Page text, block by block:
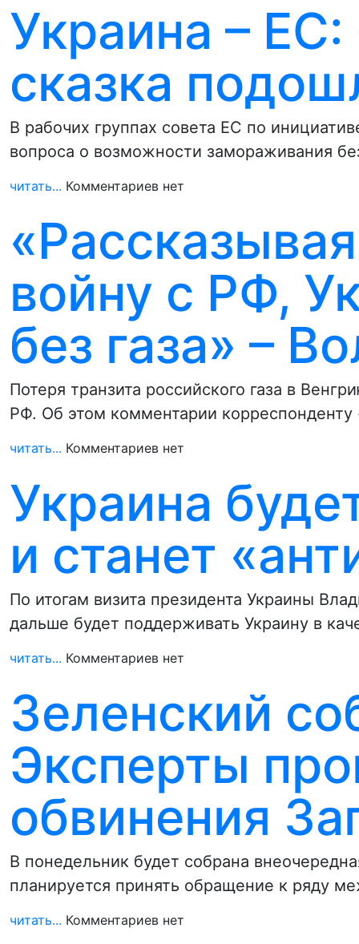
Украина – ЕС:
сказка
В рабочих группах совета ЕС по
вопроса о возможности замораживания
читать... Комментариев нет
войну с РФ,
без газа» –
Потеря транзита российского газа в
РФ. Об этом комментарии корреспонденту
читать... Комментариев нет
Украина
и станет
По итогам визита президента Украины
дальше будет поддерживать Украину в
читать... Комментариев нет
Зеленский
Эксперты
обвинения
В понедельник будет собрана
планируется принять обращение к ряду
читать... Комментариев нет